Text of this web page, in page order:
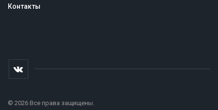
Контакты
© 2026 Все права защищены.